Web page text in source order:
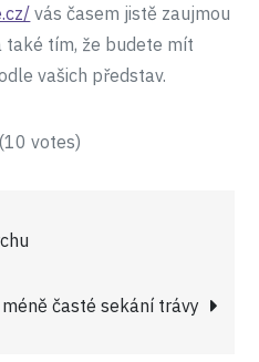
vás časem jistě zaujmou
tím, že budete mít
vašich představ.
votes)
časté sekání trávy